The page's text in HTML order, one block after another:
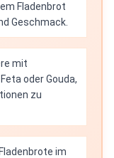
Fladenbrot
Geschmack.
mit
oder Gouda,
zu
im